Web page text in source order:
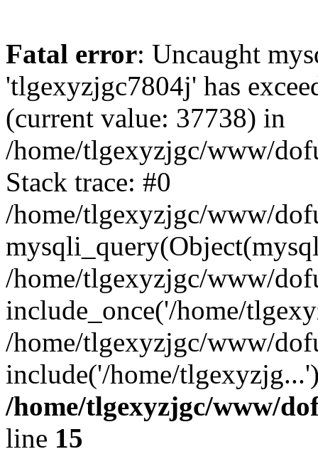
Fatal error: Uncaught
'tlgexyzjgc7804j' has
(current value: 37738) in
/home/tlgexyzjgc/www/
Stack trace: #0
/home/tlgexyzjgc/www/
/home/tlgexyzjgc/www/
include_once('/home/
/home/tlgexyzjgc/www/
include('/home/
/home/tlgexyzjgc/www/
line 15